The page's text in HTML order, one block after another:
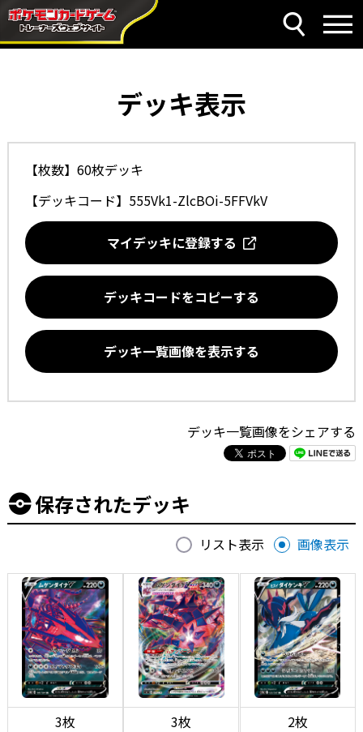
デッキ表示
【枚数】60枚デッキ
【デッキコード】 555Vk1-ZlcBOi-5FFVkV
マイデッキに登録する
デッキコードをコピーする
デッキ一覧画像を表示する
デッキ一覧画像をシェアする
保存されたデッキ
リスト表示 画像表示
3枚 3枚 2枚